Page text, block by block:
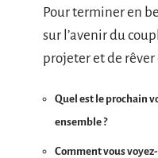
Pour terminer en
sur l’avenir du
projeter et de rêver
Quel est le prochain
ensemble ?
Comment vous voyez-